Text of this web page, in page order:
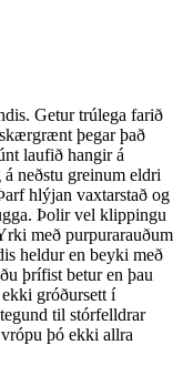
Getur trúlega farið
þegar það
laufið hangir á
neðstu greinum eldri
hlýjan vaxtarstað og
Þolir vel klippingu
með purpurarauðum
heldur en beyki með
þrífist betur en þau
gróðursett í
til stórfelldrar
þó ekki allra